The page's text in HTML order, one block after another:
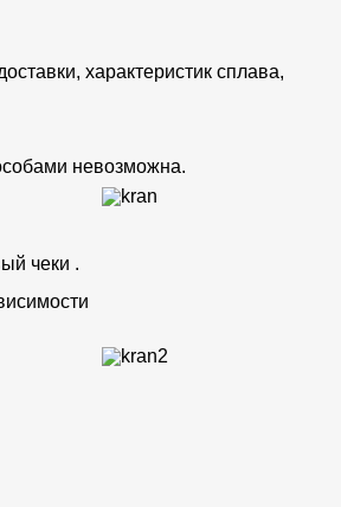
характеристик сплава,
невозможна.
чеки .